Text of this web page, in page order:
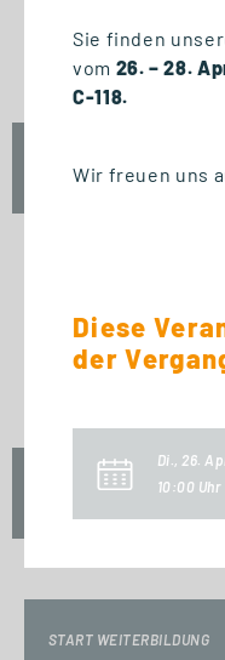
Business
09:00 Uhr
START ZERTIFIKAT
Management
Fr., 25. September
START WEITERBILDUNG
Sie finden
vom 26. – 28.
C-118.
Wir freuen uns
Diese
der
Di., 26.
10:00 Uhr